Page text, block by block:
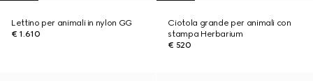
Lettino per animali in nylon GG
€ 1.610
Ciotola grande per animali con
stampa Herbarium
€ 520